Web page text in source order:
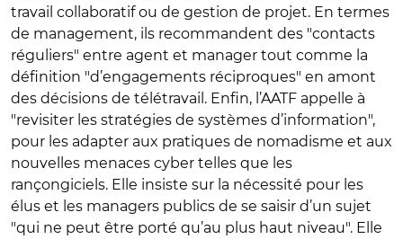
travail collaboratif ou de gestion de projet. En termes
de management, ils recommandent des "contacts
réguliers" entre agent et manager tout comme la
définition "d’engagements réciproques" en amont
des décisions de télétravail. Enfin, l’AATF appelle à
"revisiter les stratégies de systèmes d’information",
pour les adapter aux pratiques de nomadisme et aux
nouvelles menaces cyber telles que les
rançongiciels. Elle insiste sur la nécessité pour les
élus et les managers publics de se saisir d’un sujet
"qui ne peut être porté qu’au plus haut niveau". Elle